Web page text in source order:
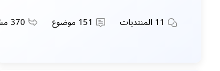
11 المنتديات 151موضوع 370